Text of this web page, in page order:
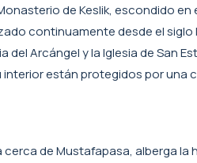
de Keslik, escondido en
continuamente desde el siglo
Arcángel y la Iglesia de San
están protegidos por una
de Mustafapasa, alberga la